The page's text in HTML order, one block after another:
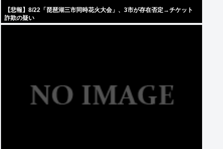
【悲報】8/22「琵琶湖三市同時花火大会」、3市が存在否定→チケット
詐欺の疑い